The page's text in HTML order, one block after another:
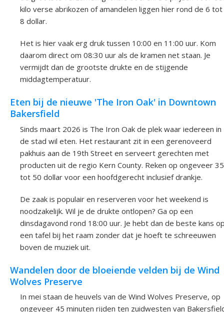
kilo verse abrikozen of amandelen liggen hier rond de 6 tot
8 dollar.
Het is hier vaak erg druk tussen 10:00 en 11:00 uur. Kom
daarom direct om 08:30 uur als de kramen net staan. Je
vermijdt dan de grootste drukte en de stijgende
middagtemperatuur.
Eten bij de nieuwe 'The Iron Oak' in Downtown
Bakersfield
Sinds maart 2026 is The Iron Oak de plek waar iedereen in
de stad wil eten. Het restaurant zit in een gerenoveerd
pakhuis aan de 19th Street en serveert gerechten met
producten uit de regio Kern County. Reken op ongeveer 35
tot 50 dollar voor een hoofdgerecht inclusief drankje.
De zaak is populair en reserveren voor het weekend is
noodzakelijk. Wil je de drukte ontlopen? Ga op een
dinsdagavond rond 18:00 uur. Je hebt dan de beste kans
een tafel bij het raam zonder dat je hoeft te schreeuwen
boven de muziek uit.
Wandelen door de bloeiende velden bij de Wind
Wolves Preserve
In mei staan de heuvels van de Wind Wolves Preserve, op
ongeveer 45 minuten rijden ten zuidwesten van